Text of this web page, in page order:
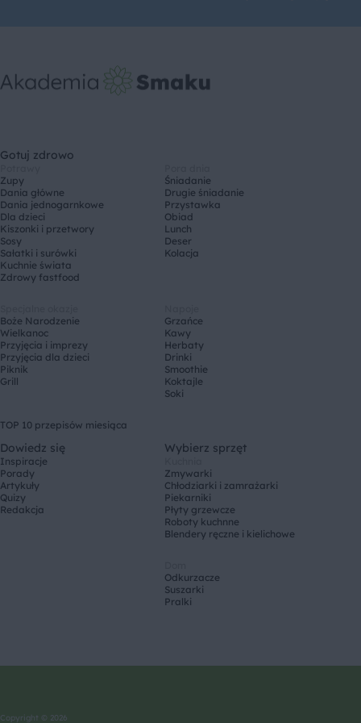
Gotuj zdrowo
Zupy
Dania główne
Dania jednogarnkowe
Dla dzieci
Kiszonki i przetwory
Sosy
Sałatki i surówki
Kuchnie świata
Zdrowy fastfood
Śniadanie
Drugie śniadanie
Przystawka
Obiad
Lunch
Deser
Kolacja
Boże Narodzenie
Wielkanoc
Przyjęcia i imprezy
Przyjęcia dla dzieci
Piknik
Grill
Grzańce
Kawy
Herbaty
Drinki
Smoothie
Koktajle
Soki
TOP 10 przepisów miesiąca
Dowiedz się
Inspiracje
Porady
Artykuły
Quizy
Redakcja
Wybierz sprzęt
Zmywarki
Chłodziarki i zamrażarki
Piekarniki
Płyty grzewcze
Roboty kuchnne
Blendery ręczne i kielichowe
Odkurzacze
Suszarki
Pralki
Copyright © 2026